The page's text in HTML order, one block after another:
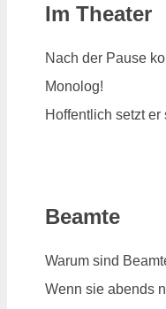
Im Theater
Nach der Pause
Monolog!
Hoffentlich setzt
Beamte
Warum sind
Wenn sie abends